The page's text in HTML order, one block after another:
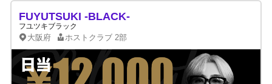
FUYUTSUKI -BLACK-
フユツキブラック
大阪府 ホストクラブ 2部